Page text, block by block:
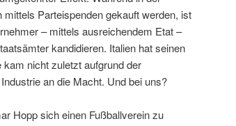
Parteispenden gekauft werden, ist
– mittels ausreichendem Etat –
kandidieren. Italien hat seinen
nicht zuletzt aufgrund der
an die Macht. Und bei uns?
Hopp sich einen Fußballverein zu